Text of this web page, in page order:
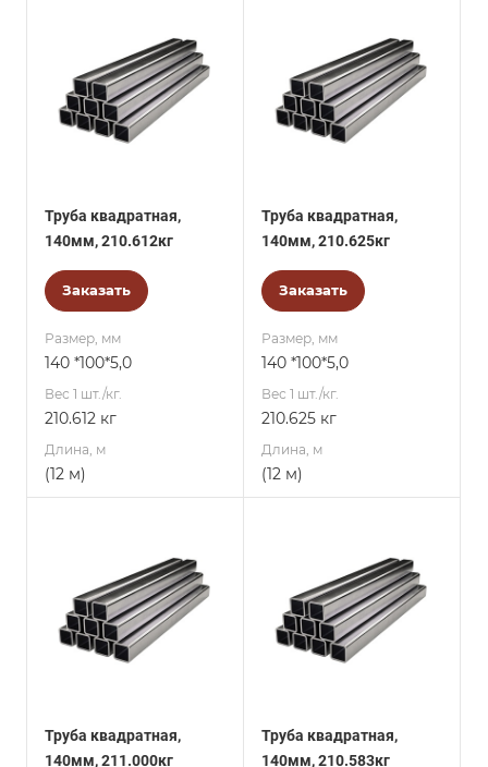
Труба квадратная,
140мм, 210.612кг
Заказать
Размер, мм
140 *100*5,0
Вес 1 шт./кг.
210.612 кг
Длина, м
(12 м)
Труба квадратная,
140мм, 210.625кг
Заказать
Размер, мм
140 *100*5,0
Вес 1 шт./кг.
210.625 кг
Длина, м
(12 м)
Труба квадратная,
140мм, 211.000кг
Труба квадратная,
140мм, 210.583кг